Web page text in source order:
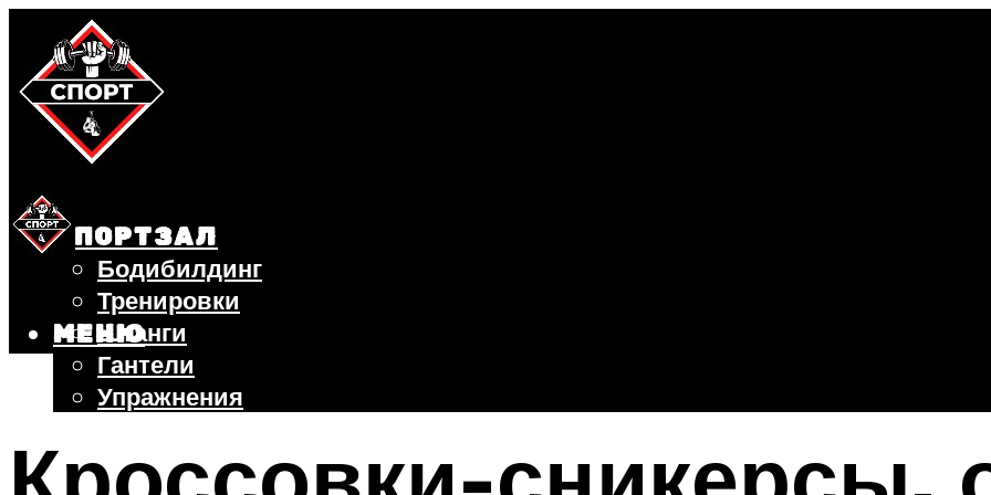
СПОРТЗАЛ
Бодибилдинг
Тренировки
Штанги
Гантели
Упражнения
БЕГ
МЕНЮ